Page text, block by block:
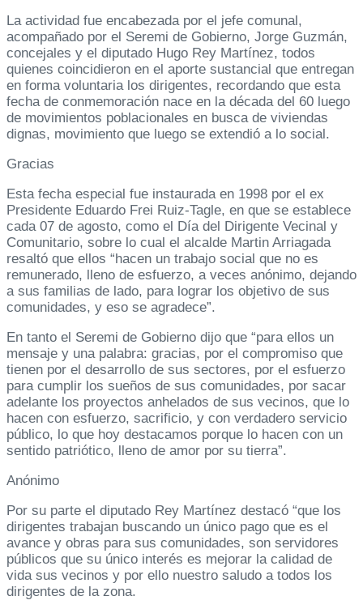
La actividad fue encabezada por el jefe comunal,
acompañado por el Seremi de Gobierno, Jorge Guzmán,
concejales y el diputado Hugo Rey Martínez, todos
quienes coincidieron en el aporte sustancial que entregan
en forma voluntaria los dirigentes, recordando que esta
fecha de conmemoración nace en la década del 60 luego
de movimientos poblacionales en busca de viviendas
dignas, movimiento que luego se extendió a lo social.
Gracias
Esta fecha especial fue instaurada en 1998 por el ex
Presidente Eduardo Frei Ruiz-Tagle, en que se establece
cada 07 de agosto, como el Día del Dirigente Vecinal y
Comunitario, sobre lo cual el alcalde Martin Arriagada
resaltó que ellos “hacen un trabajo social que no es
remunerado, lleno de esfuerzo, a veces anónimo, dejando
a sus familias de lado, para lograr los objetivo de sus
comunidades, y eso se agradece”.
En tanto el Seremi de Gobierno dijo que “para ellos un
mensaje y una palabra: gracias, por el compromiso que
tienen por el desarrollo de sus sectores, por el esfuerzo
para cumplir los sueños de sus comunidades, por sacar
adelante los proyectos anhelados de sus vecinos, que lo
hacen con esfuerzo, sacrificio, y con verdadero servicio
público, lo que hoy destacamos porque lo hacen con un
sentido patriótico, lleno de amor por su tierra”.
Anónimo
Por su parte el diputado Rey Martínez destacó “que los
dirigentes trabajan buscando un único pago que es el
avance y obras para sus comunidades, son servidores
públicos que su único interés es mejorar la calidad de
vida sus vecinos y por ello nuestro saludo a todos los
dirigentes de la zona.